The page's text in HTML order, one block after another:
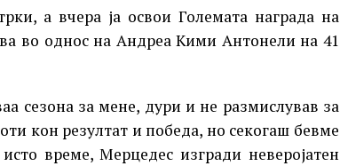
а вчера ја освои Големата награда на
во однос на Андреа Кими Антонели на 41
сезона за мене, дури и не размислував за
кон резултат и победа, но секогаш бевме
време, Мерцедес изгради неверојатен